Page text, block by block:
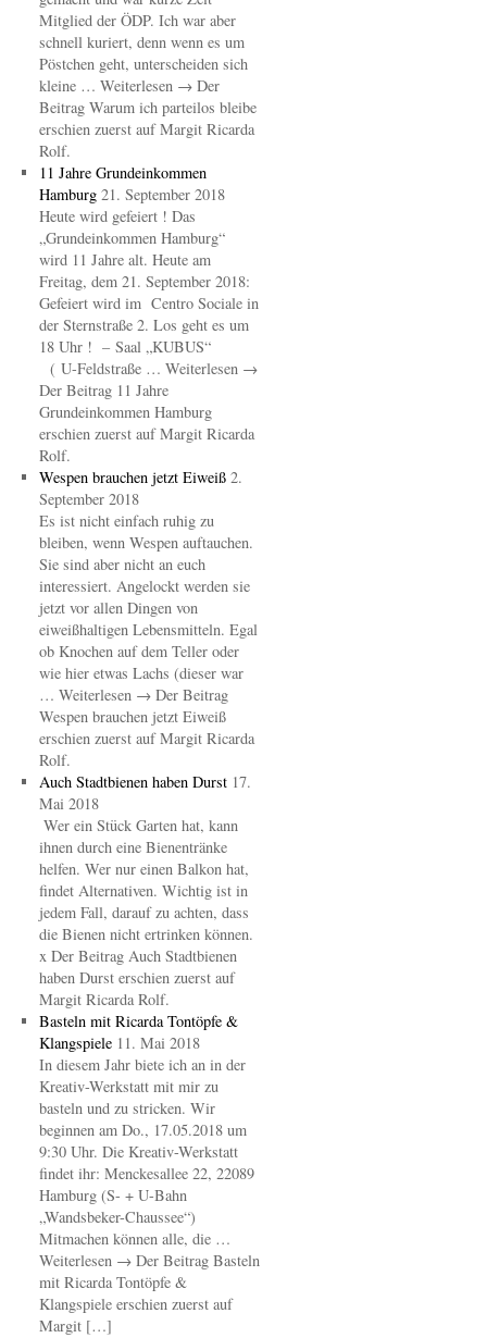
Mitglied der ÖDP. Ich war aber
schnell kuriert, denn wenn es um
Pöstchen geht, unterscheiden sich
kleine … Weiterlesen → Der
Beitrag Warum ich parteilos bleibe
erschien zuerst auf Margit Ricarda
Rolf.
11 Jahre Grundeinkommen
Hamburg 21. September 2018
Heute wird gefeiert ! Das
„Grundeinkommen Hamburg“
wird 11 Jahre alt. Heute am
Freitag, dem 21. September 2018:
Gefeiert wird im Centro Sociale in
der Sternstraße 2. Los geht es um
18 Uhr ! – Saal „KUBUS“
( U-Feldstraße … Weiterlesen →
Der Beitrag 11 Jahre
Grundeinkommen Hamburg
erschien zuerst auf Margit Ricarda
Rolf.
Wespen brauchen jetzt Eiweiß 2.
September 2018
Es ist nicht einfach ruhig zu
bleiben, wenn Wespen auftauchen.
Sie sind aber nicht an euch
interessiert. Angelockt werden sie
jetzt vor allen Dingen von
eiweißhaltigen Lebensmitteln. Egal
ob Knochen auf dem Teller oder
wie hier etwas Lachs (dieser war
… Weiterlesen → Der Beitrag
Wespen brauchen jetzt Eiweiß
erschien zuerst auf Margit Ricarda
Rolf.
Auch Stadtbienen haben Durst 17.
Mai 2018
Wer ein Stück Garten hat, kann
ihnen durch eine Bienentränke
helfen. Wer nur einen Balkon hat,
findet Alternativen. Wichtig ist in
jedem Fall, darauf zu achten, dass
die Bienen nicht ertrinken können.
x Der Beitrag Auch Stadtbienen
haben Durst erschien zuerst auf
Margit Ricarda Rolf.
Basteln mit Ricarda Tontöpfe &
Klangspiele 11. Mai 2018
In diesem Jahr biete ich an in der
Kreativ-Werkstatt mit mir zu
basteln und zu stricken. Wir
beginnen am Do., 17.05.2018 um
9:30 Uhr. Die Kreativ-Werkstatt
findet ihr: Menckesallee 22, 22089
Hamburg (S- + U-Bahn
„Wandsbeker-Chaussee“)
Mitmachen können alle, die …
Weiterlesen → Der Beitrag Basteln
mit Ricarda Tontöpfe &
Klangspiele erschien zuerst auf
Margit […]